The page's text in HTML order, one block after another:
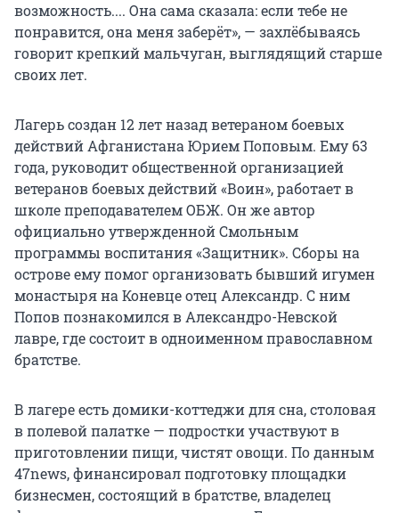
возможность.... Она сама сказала: если тебе не
понравится, она меня заберёт», — захлёбываясь
говорит крепкий мальчуган, выглядящий старше
своих лет.
Лагерь создан 12 лет назад ветераном боевых
действий Афганистана Юрием Поповым. Ему 63
года, руководит общественной организацией
ветеранов боевых действий «Воин», работает в
школе преподавателем ОБЖ. Он же автор
официально утвержденной Смольным
программы воспитания «Защитник». Сборы на
острове ему помог организовать бывший игумен
монастыря на Коневце отец Александр. С ним
Попов познакомился в Александро-Невской
лавре, где состоит в одноименном православном
братстве.
В лагере есть домики-коттеджи для сна, столовая
в полевой палатке — подростки участвуют в
приготовлении пищи, чистят овощи. По данным
47news, финансировал подготовку площадки
бизнесмен, состоящий в братстве, владелец